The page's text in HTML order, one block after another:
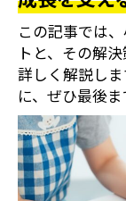
この記事では
トと、その解
詳しく解説し
に、ぜひ最後ま